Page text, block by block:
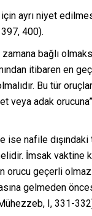
için ayrı niyet
400).
bağlı
itibaren en
Bu tür
veya adak
ise nafile dışındaki
İmsak vaktine
orucu geçerli
gelmeden
I, 331-